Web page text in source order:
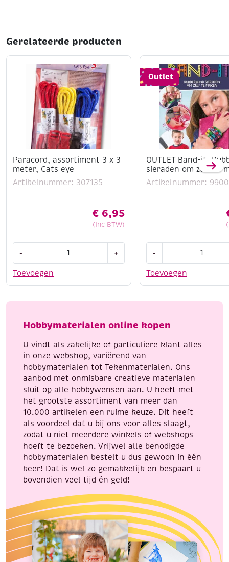
Gerelateerde producten
Paracord, assortiment 3 x 3
meter, Cats eye
Artikelnummer: 307135
€ 6,95
(Inc BTW)
Toevoegen
-
3
meter,
eye
+
Outlet
OUTLET Band-it.
sieraden om zelf te
Artikelnummer:
Toevoegen
-
it.
om
te
aantal
Hobbymaterialen online kopen
U vindt als zakelijke of particuliere klant alles
in onze webshop, variërend van
hobbymaterialen tot Tekenmaterialen. Ons
aanbod met onmisbare creatieve materialen
sluit op alle hobbywensen aan. U heeft met
het grootste assortiment van meer dan
10.000 artikelen een ruime keuze. Dit heeft
als voordeel dat u bij ons voor alles slaagt,
zodat u niet meerdere winkels of webshops
hoeft te bezoeken. Vrijwel alle benodigde
hobbymaterialen bestelt u dus gewoon in één
keer! Dat is wel zo gemakkelijk en bespaart u
bovendien veel tijd én geld!